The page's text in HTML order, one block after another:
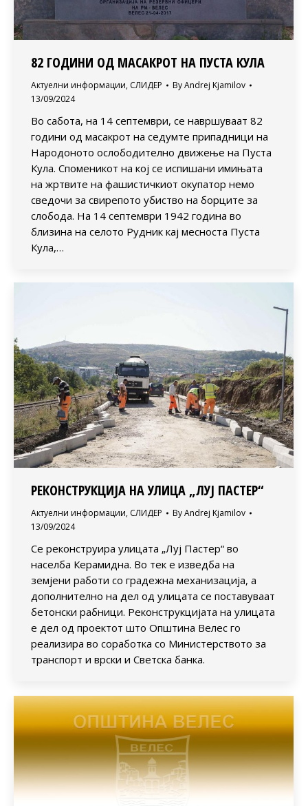
82 ГОДИНИ ОД МАСАКРОТ НА ПУСТА КУЛА
Актуелни информации, СЛИДЕР ByAndrej Kjamilov
13/09/2024
Во сабота, на 14 септември, се навршуваат 82
години од масакрот на седумте припадници на
Народоното ослободително движење на Пуста
Кула. Споменикот на кој се испишани имињата
на жртвите на фашистичкиот окупатор немо
сведочи за свирепото убиство на борците за
слобода. На 14 септември 1942 година во
близина на селото Рудник кај месноста Пуста
Кула,…
РЕКОНСТРУКЦИЈА НА УЛИЦА „ЛУЈ ПАСТЕР“
Актуелни информации, СЛИДЕР ByAndrej Kjamilov
13/09/2024
Се реконструира улицата „Луј Пастер“ во
населба Керамидна. Во тек е изведба на
земјени работи со градежна механизација, а
дополнително на дел од улицата се поставуваат
бетонски рабници. Реконструкцијата на улицата
е дел од проектот што Општина Велес го
реализира во соработка со Министерството за
транспорт и врски и Светска банка.